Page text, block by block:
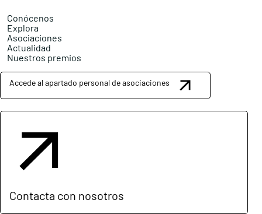
Conócenos
Explora
Asociaciones
Actualidad
Nuestros premios
Accede al apartado personal de asociaciones
Contacta con nosotros